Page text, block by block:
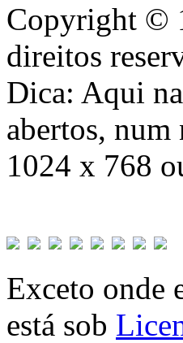
Copyright ©
direitos
Dica: Aqui
abertos, num
1024 x 768
Exceto onde
está sob